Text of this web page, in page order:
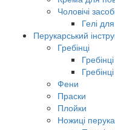
Чоловічі
Гелі
Перукарський
Гребінці
Фени
Праски
Плойки
Ножиці